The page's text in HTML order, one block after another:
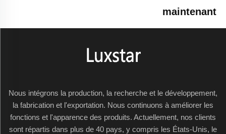
maintenant
Nous intégrons la production, la recherche et le développement,
la fabrication et l'exportation. Nous continuons à améliorer les
fonctions et l'apparence des produits. Actuellement, nos clients
sont répartis dans plus de 40 pays, y compris les États-Unis, le